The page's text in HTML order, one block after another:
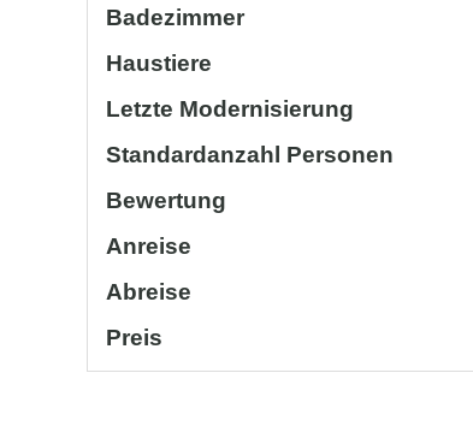
Badezimmer
Haustiere
Letzte Modernisierung
Standardanzahl Personen
Bewertung
Anreise
Abreise
Preis